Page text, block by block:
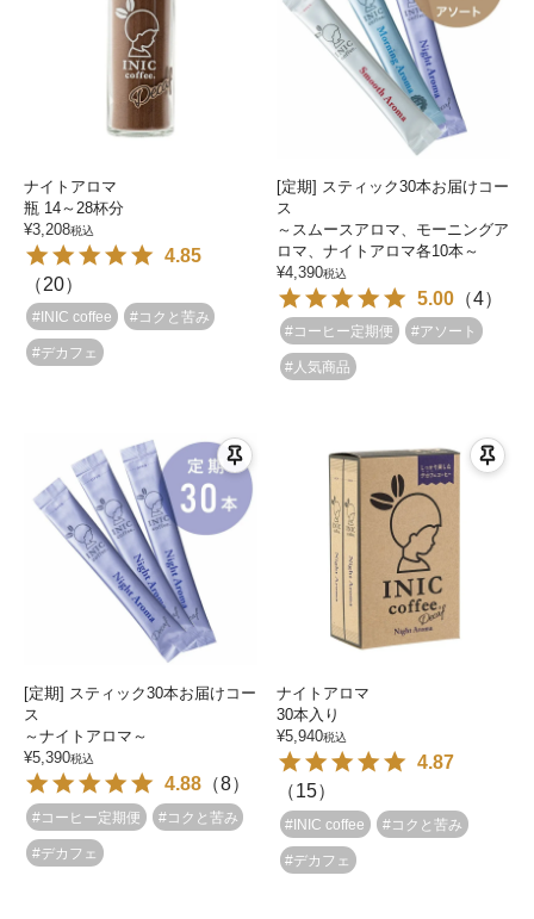
ナイトアロマ
瓶 14～28杯分
¥3,208税込
4.85
（20）
#INIC coffee #コクと苦み
#デカフェ
[定期] スティック30本お届けコー
ス
～スムースアロマ、モーニングア
ロマ、ナイトアロマ各10本～
¥4,390税込
5.00 （4）
#コーヒー定期便 #アソート
#人気商品
[定期] スティック30本お届けコー
ス
～ナイトアロマ～
¥5,390税込
4.88 （8）
#コーヒー定期便 #コクと苦み
#デカフェ
ナイトアロマ
30本入り
¥5,940税込
4.87
（15）
#INIC coffee #コクと苦み
#デカフェ